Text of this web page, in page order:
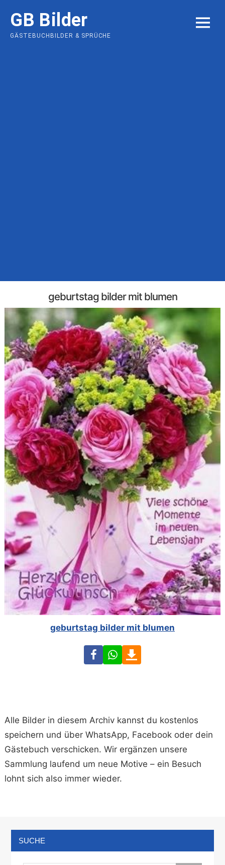
content
GB Bilder
GÄSTEBUCHBILDER & SPRÜCHE
MENU
geburtstag bilder mit blumen
geburtstag bilder mit blumen
FacebookWhatsApp
Alle Bilder in diesem Archiv kannst du kostenlos
speichern und über WhatsApp, Facebook oder dein
Gästebuch verschicken. Wir ergänzen unsere
Sammlung laufend um neue Motive – ein Besuch
lohnt sich also immer wieder.
SUCHE